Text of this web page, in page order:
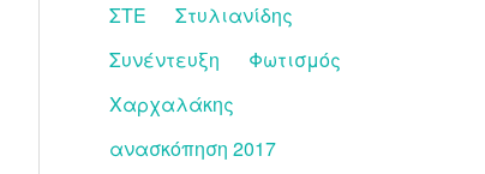
ΣΤΕ
Στυλιανίδης
Συνέντευξη
Φωτισμός
Χαρχαλάκης
ανασκόπηση 2017